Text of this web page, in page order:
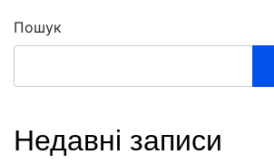
Пошук
Недавні записи